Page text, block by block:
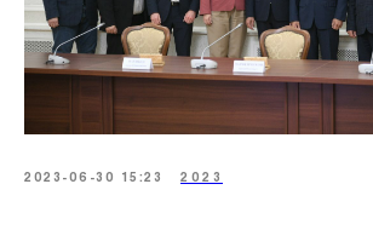
2023-06-30 15:23 2023